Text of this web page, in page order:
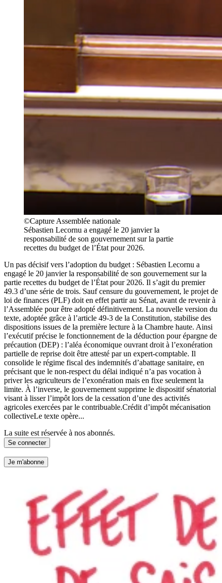
©Capture Assemblée nationale
Sébastien Lecornu a engagé le 20 janvier la
responsabilité de son gouvernement sur la partie
recettes du budget de l’État pour 2026.
Un pas décisif vers l’adoption du budget : Sébastien Lecornu a
engagé le 20 janvier la responsabilité de son gouvernement sur la
partie recettes du budget de l’État pour 2026. Il s’agit du premier
49.3 d’une série de trois. Sauf censure du gouvernement, le projet de
loi de finances (PLF) doit en effet partir au Sénat, avant de revenir à
l’Assemblée pour être adopté définitivement. La nouvelle version du
texte, adoptée grâce à l’article 49-3 de la Constitution, stabilise des
dispositions issues de la première lecture à la Chambre haute. Ainsi
l’exécutif précise le fonctionnement de la déduction pour épargne de
précaution (DEP) : l’aléa économique ouvrant droit à l’exonération
partielle de reprise doit être attesté par un expert-comptable. Il
consolide le régime fiscal des indemnités d’abattage sanitaire, en
précisant que le non-respect du délai indiqué n’a pas vocation à
priver les agriculteurs de l’exonération mais en fixe seulement la
limite. À l’inverse, le gouvernement supprime le dispositif sénatorial
visant à lisser l’impôt lors de la cessation d’une des activités
agricoles exercées par le contribuable.Crédit d’impôt mécanisation
collectiveLe texte opère...
La suite est réservée à nos abonnés.
Se connecter
Je m'abonne